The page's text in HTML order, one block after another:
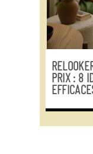
PRIX : 8